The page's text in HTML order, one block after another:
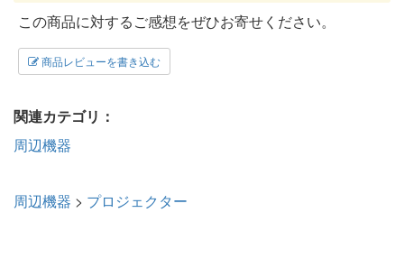
この商品に対するご感想をぜひお寄せください。
商品レビューを書き込む
関連カテゴリ：
周辺機器
周辺機器 > プロジェクター